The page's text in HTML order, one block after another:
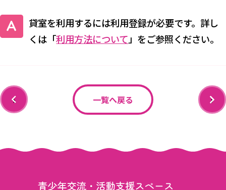
貸室を利用するには利用登録が必要です。詳し
くは「利用方法について 」をご参照ください。
‹ 一覧へ戻る ›